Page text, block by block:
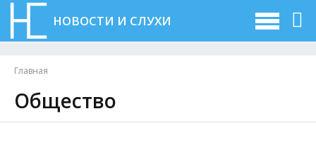
НОВОСТИ И СЛУХИ
Главная
Общество